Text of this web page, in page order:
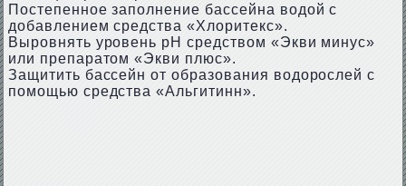
Постепенное заполнение бассейна водой с
добавлением средства «Хлоритекс».
Выровнять уровень рН средством «Экви минус»
или препаратом «Экви плюс».
Защитить бассейн от образования водорослей с
помощью средства «Альгитинн».